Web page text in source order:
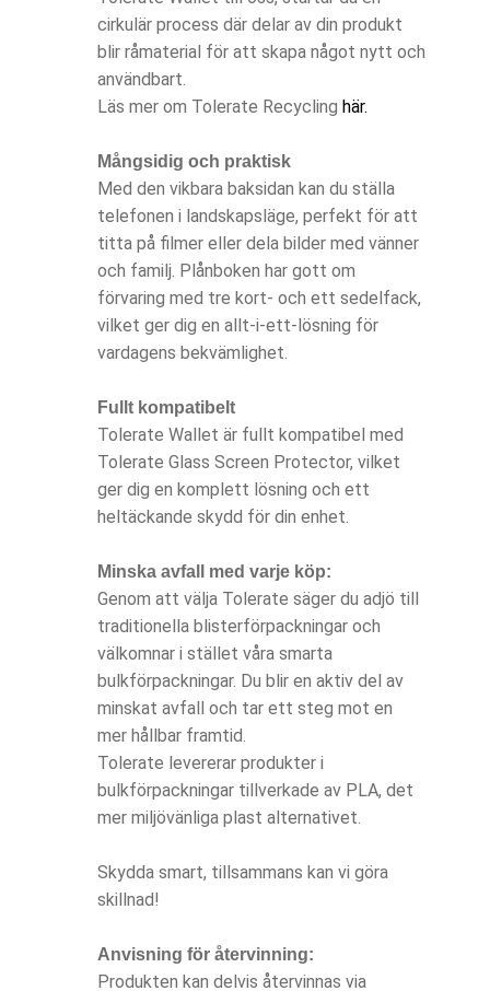
cirkulär process där delar av din produkt
blir råmaterial för att skapa något nytt och
användbart.
Läs mer om Tolerate Recycling här.
Mångsidig och praktisk
Med den vikbara baksidan kan du ställa
telefonen i landskapsläge, perfekt för att
titta på filmer eller dela bilder med vänner
och familj. Plånboken har gott om
förvaring med tre kort- och ett sedelfack,
vilket ger dig en allt-i-ett-lösning för
vardagens bekvämlighet.
Fullt kompatibelt
Tolerate Wallet är fullt kompatibel med
Tolerate Glass Screen Protector, vilket
ger dig en komplett lösning och ett
heltäckande skydd för din enhet.
Minska avfall med varje köp:
Genom att välja Tolerate säger du adjö till
traditionella blisterförpackningar och
välkomnar i stället våra smarta
bulkförpackningar. Du blir en aktiv del av
minskat avfall och tar ett steg mot en
mer hållbar framtid.
Tolerate levererar produkter i
bulkförpackningar tillverkade av PLA, det
mer miljövänliga plast alternativet.
Skydda smart, tillsammans kan vi göra
skillnad!
Anvisning för återvinning:
Produkten kan delvis återvinnas via